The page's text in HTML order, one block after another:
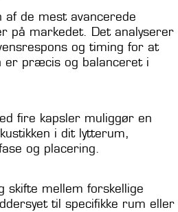
af de mest avancerede
på markedet. Det analyserer
og timing for at
er præcis og balanceret i
fire kapsler muliggør en
i dit lytterum,
og placering.
skifte mellem forskellige
til specifikke rum eller